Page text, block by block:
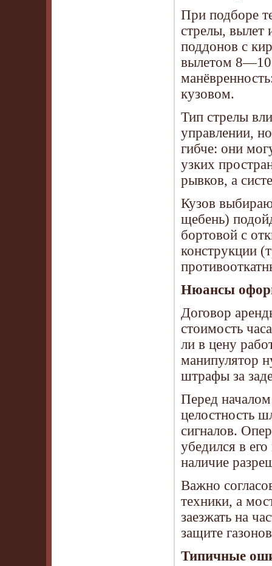
При подборе
стрелы, вылет
поддонов с
вылетом 8—10
кузовом.
Тип стрелы
управлении,
гибче: они
узких
рывков, а
Кузов
щебень)
бортовой с
конструкции
Нюансы
Договор
стоимость
ли в цену
манипулятор
штрафы за
Перед
целостность
сигналов.
убедился в
наличие
Важно
техники, а
заезжать на
защите
Типичные